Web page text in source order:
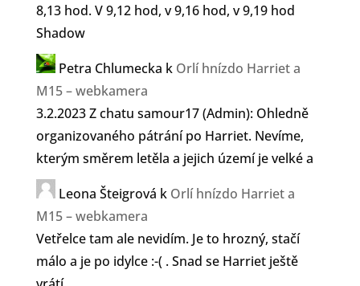
8,13 hod. V 9,12 hod, v 9,16 hod, v 9,19 hod
Shadow
Petra Chlumecka k Orlí hnízdo Harriet a
M15 – webkamera
3.2.2023 Z chatu samour17 (Admin): Ohledně
organizovaného pátrání po Harriet. Nevíme,
kterým směrem letěla a jejich území je velké a
Leona Šteigrová k Orlí hnízdo Harriet a
M15 – webkamera
Vetřelce tam ale nevidím. Je to hrozný, stačí
málo a je po idylce :-( . Snad se Harriet ještě